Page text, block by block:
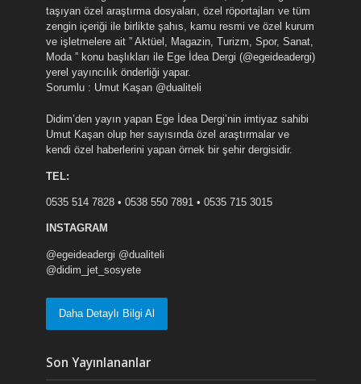
taşıyan özel araştırma dosyaları, özel röportajları ve tüm
zengin içeriği ile birlikte şahıs, kamu resmi ve özel kurum
ve işletmelere ait ” Aktüel, Magazin, Turizm, Spor, Sanat,
Moda ” konu başlıkları ile Ege İdea Dergi (@egeideadergi)
yerel yayıncılık önderliği yapar.
Sorumlu : Umut Kaşan @dualiteli
Didim’den yayın yapan Ege İdea Dergi’nin imtiyaz sahibi
Umut Kaşan olup her sayısında özel araştırmalar ve
kendi özel haberlerini yapan örnek bir şehir dergisidir.
TEL:
0535 514 7828 • 0538 550 7891 • 0535 715 3015
INSTAGRAM
@egeideadergi @dualiteli
@didim_jet_sosyete
Daha Detaylı Bilgi Al
Son Yayınlananlar